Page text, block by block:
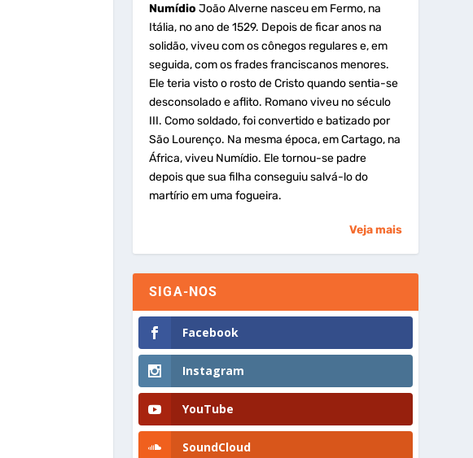
Numídio João Alverne nasceu em Fermo, na
Itália, no ano de 1529. Depois de ficar anos na
solidão, viveu com os cônegos regulares e, em
seguida, com os frades franciscanos menores.
Ele teria visto o rosto de Cristo quando sentia-se
desconsolado e aflito. Romano viveu no século
III. Como soldado, foi convertido e batizado por
São Lourenço. Na mesma época, em Cartago, na
África, viveu Numídio. Ele tornou-se padre
depois que sua filha conseguiu salvá-lo do
martírio em uma fogueira.
Veja mais
SIGA-NOS
Facebook
Instagram
YouTube
SoundCloud